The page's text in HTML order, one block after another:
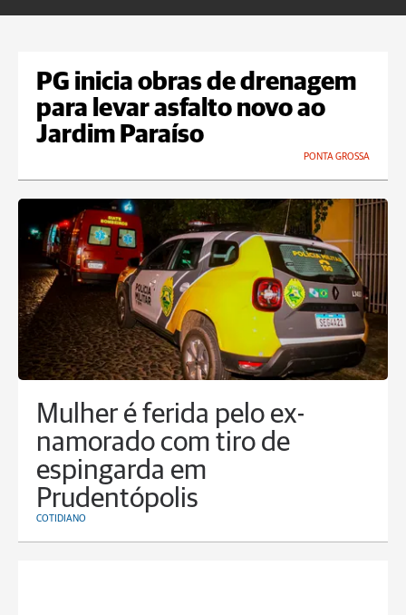
PG inicia obras de drenagem
para levar asfalto novo ao
Jardim Paraíso
PONTA GROSSA
Mulher é ferida pelo ex-
namorado com tiro de
espingarda em
Prudentópolis
COTIDIANO